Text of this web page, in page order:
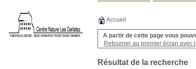
Accueil
A partir de cette page vous
Retourner au premier écran avec
Résultat de la recherche